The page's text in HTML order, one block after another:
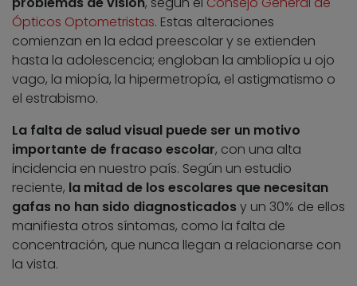
Ópticos Optometristas. Estas alteraciones
comienzan en la edad preescolar y se extienden
hasta la adolescencia; engloban la ambliopía u ojo
vago, la miopía, la hipermetropía, el astigmatismo o
el estrabismo.
La falta de salud visual puede ser un motivo
importante de fracaso escolar, con una alta
incidencia en nuestro país. Según un estudio
reciente, la mitad de los escolares que necesitan
gafas no han sido diagnosticadosy un 30% de ellos
manifiesta otros síntomas, como la falta de
concentración, que nunca llegan a relacionarse con
la vista.